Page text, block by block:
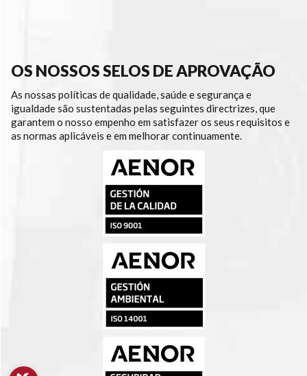
OS NOSSOS SELOS DE APROVAÇÃO
As nossas políticas de qualidade, saúde e segurança e
igualdade são sustentadas pelas seguintes directrizes, que
garantem o nosso empenho em satisfazer os seus requisitos e
as normas aplicáveis e em melhorar continuamente.